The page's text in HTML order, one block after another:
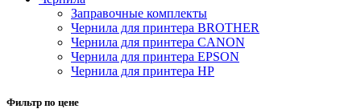
Заправочные комплекты
Чернила для принтера BROTHER
Чернила для принтера CANON
Чернила для принтера EPSON
Чернила для принтера HP
Фильтр по цене